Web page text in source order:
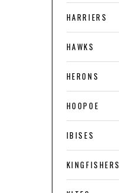
HARRIERS
HAWKS
HERONS
HOOPOE
IBISES
KINGFISHERS